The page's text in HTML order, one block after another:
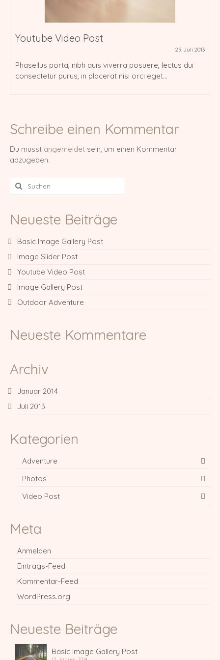
Youtube Video Post
29. Juli 2013
Phasellus porta, nibh quis viverra posuere, lectus dui
consectetur purus, in placerat nisi orci eget...
Schreibe einen Kommentar
Du musst angemeldet sein, um einen Kommentar
abzugeben.
Suche
nach:
Neueste Beiträge
Basic Image Gallery Post
Image Slider Post
Youtube Video Post
Image Gallery Post
Outdoor Adventure
Neueste Kommentare
Archiv
Januar 2014
Juli 2013
Kategorien
Adventure
Photos
Video Post
Meta
Anmelden
Eintrags-Feed
Kommentar-Feed
WordPress.org
Neueste Beiträge
Basic Image Gallery Post